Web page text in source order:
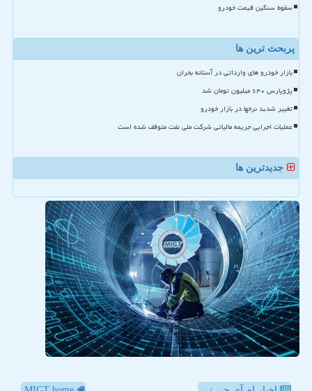
سقوط سنگین قیمت خودرو
پربحث ترین ها
بازار خودرو های وارداتی در آستانه بحران
پژوپارس ۶۴۰ میلیون تومان شد
تغییر شدید نرخها در بازار خودرو
عملیات اجرایی جریمه مالیاتی شرکت ملی نفت متوقف شده است
جدیدترین ها